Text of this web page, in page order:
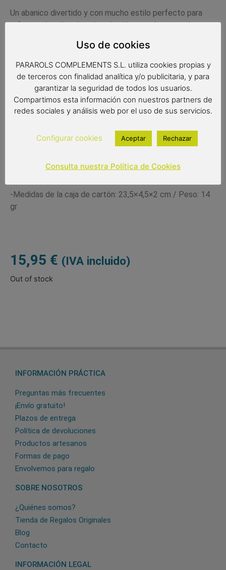
Un abanico divertido y con mucho estilo perfecto para
refrescar los días de más calor. Un complemento de
indispensable los días en que el calor aprieta.
La impresión del estampado se realiza directamente
sobre las varillas de madera. La tela y las varillas son de
color a conjunto con el diseño del abanico.
El abanico va con una caja de cartón individual totalmente
Un regalo muy completo y original a la vez que muy
-Medidas de la caja de cartón: 23,5×4,5×2 cm / Peso: 14
gr
15,95 € (IVA incluido)
Out of stock
INFORMACIÓN PRÁCTICA
Preguntas más frecuentes
¡Envío gratuito!
Plazos de entrega
Política de devoluciones
Productos artesanos
Formas de pago
Envolvemos para regalo
SOBRE NOSOTROS
¿Quiénes somos?
Tienda de Regalos Originales
Blog
Contacto
INFORMACIÓN LEGAL
Uso de cookies
PARAROLS COMPLEMENTS S.L. utiliza cookies propias y
de terceros con finalidad analítica y/o publicitaria, y para
garantizar la seguridad de todos los usuarios.
Compartimos esta información con nuestros partners de
redes sociales y análisis web por el uso de sus servicios.
Configurar cookies Aceptar Rechazar
Consulta nuestra Política de Cookies